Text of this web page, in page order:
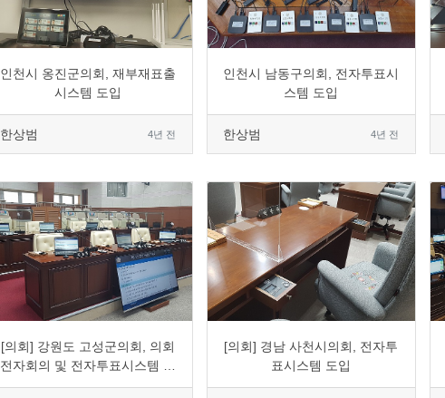
0 1975
인천시 옹진군의회, 재부재표출
시스템 도입
한상범 4년 전
0 2141 4 0
인천시 남동구의회, 전자투표시
스템 도입
한상범 4년 전
2207 6 0
[의회] 강원도 고성군의회, 의회
전자회의 및 전자투표시스템 도
입
0 1643 4 0
[의회] 경남 사천시의회, 전자투
표시스템 도입